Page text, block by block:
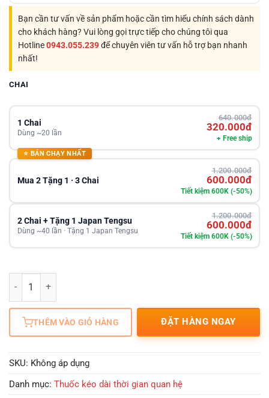
Bạn cần tư vấn về sản phẩm hoặc cần tìm hiểu chính sách dành
cho khách hàng? Vui lòng gọi trực tiếp cho chúng tôi qua
Hotline0943.055.239để chuyên viên tư vấn hỗ trợ bạn nhanh
nhất!
CHAI
1 Chai
Dùng ~20 lần
640.000đ
320.000đ
+ Free ship
⭐ BÁN CHẠY NHẤT
Mua 2 Tặng 1 · 3 Chai
1.200.000đ
600.000đ
Tiết kiệm 600K (-50%)
2 Chai + Tặng 1 Japan Tengsu
Dùng ~40 lần · Tặng 1 Japan Tengsu
1.200.000đ
600.000đ
Tiết kiệm 600K (-50%)
THÊM VÀO GIỎ HÀNG ĐẶT HÀNG NGAY
SKU: Không áp dụng
Danh mục: Thuốc kéo dài thời gian quan hệ